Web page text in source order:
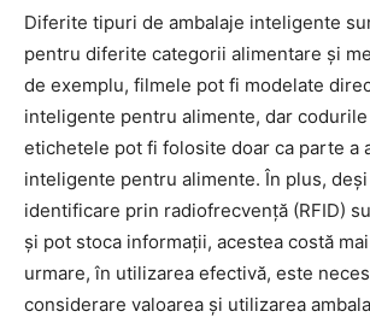
Diferite tipuri de ambalaje inteligente
pentru diferite categorii alimentare și
de exemplu, filmele pot fi modelate
inteligente pentru alimente, dar
etichetele pot fi folosite doar ca parte a
inteligente pentru alimente. În plus,
identificare prin radiofrecvență (RFID)
și pot stoca informații, acestea costă
urmare, în utilizarea efectivă, este
considerare valoarea și utilizarea